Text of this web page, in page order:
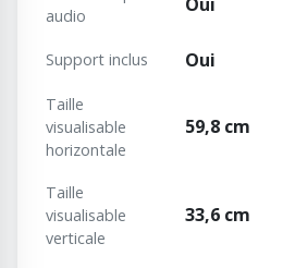
audio
Support inclus Oui
Taille
visualisable
horizontale
59,8 cm
Taille
visualisable
verticale
33,6 cm